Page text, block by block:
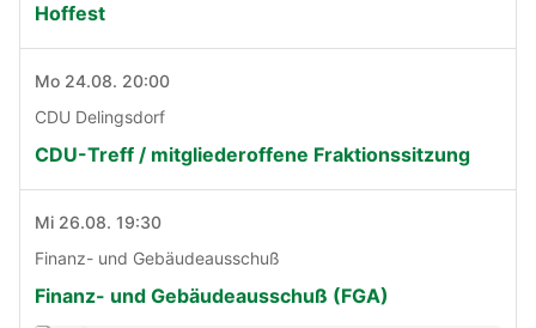
Hoffest
Mo 24.08. 20:00
CDU Delingsdorf
CDU-Treff / mitgliederoffene Fraktionssitzung
Mi 26.08. 19:30
Finanz- und Gebäudeausschuß
Finanz- und Gebäudeausschuß (FGA)